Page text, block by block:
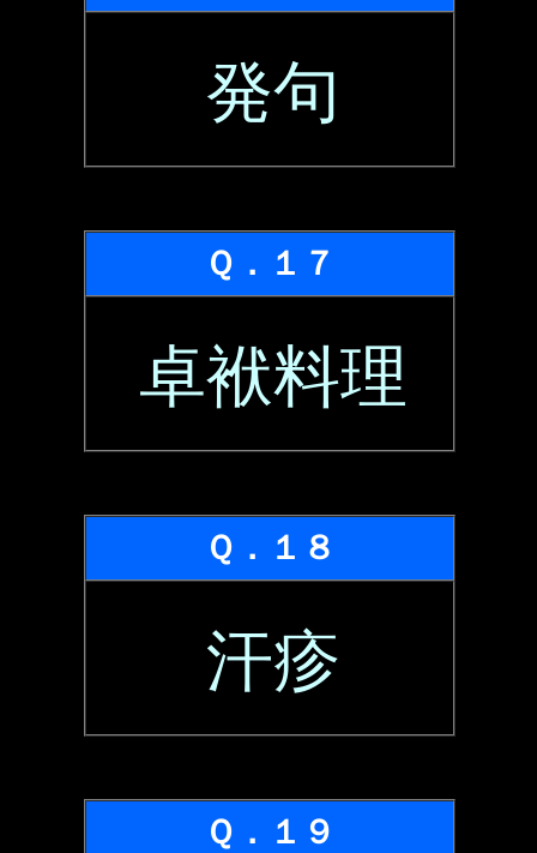
発句
Ｑ．１７
卓袱料理
Ｑ．１８
汗疹
Ｑ．１９